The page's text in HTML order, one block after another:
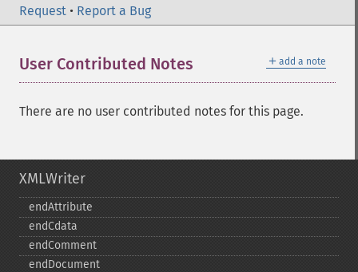
Request • Report a Bug
＋ add a note
User Contributed Notes
There are no user contributed notes for this page.
XMLWriter
endAttribute
endCdata
endComment
endDocument